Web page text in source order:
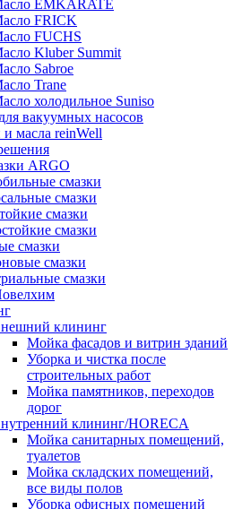
EMKARATE
FRICK
FUCHS
Kluber Summit
Sabroe
Trane
холодильное Suniso
вакуумных насосов
масла reinWell
ARGO
смазки
смазки
смазки
смазки
смазки
смазки
смазки
клининг
Мойка фасадов и витрин зданий
Уборка и чистка после
строительных работ
Мойка памятников, переходов
дорог
клининг/HORECA
Мойка санитарных помещений,
туалетов
Мойка складских помещений,
все виды полов
Уборка офисных помещений